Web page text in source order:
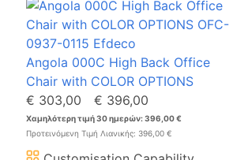
Angola 000C High Back Office
Chair with COLOR OPTIONS
€ 303,00
€ 396,00
Χαμηλότερη τιμή 30 ημερών: 396,00 €
Προτεινόμενη Τιμή Λιανικής: 396,00 €